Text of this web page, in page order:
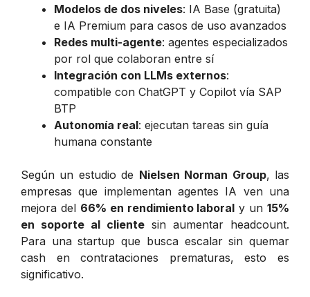
Modelos de dos niveles: IA Base (gratuita)
e IA Premium para casos de uso avanzados
Redes multi-agente: agentes especializados
por rol que colaboran entre sí
Integración con LLMs externos:
compatible con ChatGPT y Copilot vía SAP
BTP
Autonomía real: ejecutan tareas sin guía
humana constante
Según un estudio de Nielsen Norman Group, las
empresas que implementan agentes IA ven una
mejora del 66% en rendimiento laboral y un 15%
en soporte al cliente sin aumentar headcount.
Para una startup que busca escalar sin quemar
cash en contrataciones prematuras, esto es
significativo.